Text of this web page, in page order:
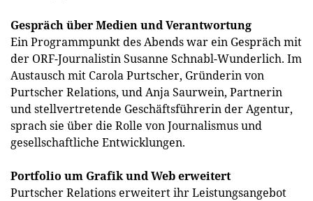
Gespräch über Medien und Verantwortung
Ein Programmpunkt des Abends war ein Gespräch mit
der ORF-Journalistin Susanne Schnabl-Wunderlich. Im
Austausch mit Carola Purtscher, Gründerin von
Purtscher Relations, und Anja Saurwein, Partnerin
und stellvertretende Geschäftsführerin der Agentur,
sprach sie über die Rolle von Journalismus und
gesellschaftliche Entwicklungen.
Portfolio um Grafik und Web erweitert
Purtscher Relations erweitert ihr Leistungsangebot